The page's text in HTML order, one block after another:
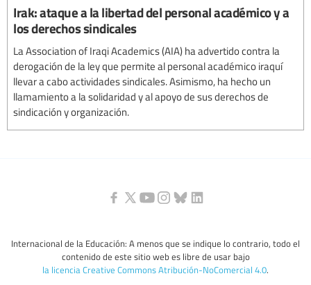
Irak: ataque a la libertad del personal académico y a
los derechos sindicales
La Association of Iraqi Academics (AIA) ha advertido contra la
derogación de la ley que permite al personal académico iraquí
llevar a cabo actividades sindicales. Asimismo, ha hecho un
llamamiento a la solidaridad y al apoyo de sus derechos de
sindicación y organización.
Internacional de la Educación: A menos que se indique lo contrario, todo el
contenido de este sitio web es libre de usar bajo
la licencia Creative Commons Atribución-NoComercial 4.0.